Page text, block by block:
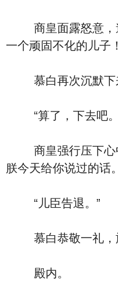
商皇面露怒意，
一个顽固不化的儿子
慕白再次沉默下
“算了，下去吧。
商皇强行压下心
朕今天给你说过的话
“儿臣告退。”
慕白恭敬一礼，
殿内。